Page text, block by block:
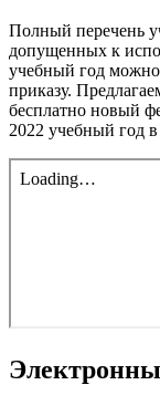
Полный перечень
допущенных к
учебный год
приказу.
бесплатно новый
2022 учебный год